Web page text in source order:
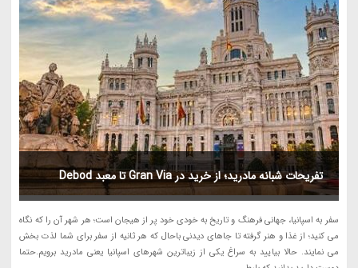
تفریحات شبانه مادرید؛ از خرید در Gran Via تا معبد Debod
سفر به اسپانیا، جهانی فرهنگ و تاریخ به خودی خود پر از هیجان است؛ هر شهر آن را که نگاه
می کنید؛ از غذا و هنر گرفته تا جاهای دیدنی باحال که هر ثانیه از سفر برای شما لذت بخش
می نمایند. حالا بیایید به سراغ یکی از زیباترین شهرهای اسپانیا یعنی مادرید برویم.حتما